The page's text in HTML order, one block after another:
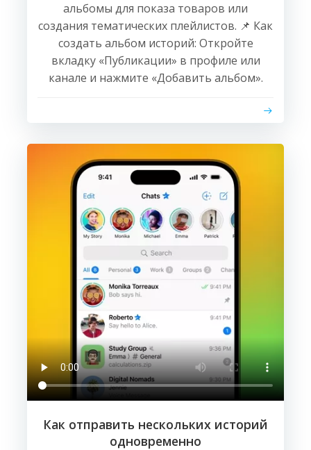
альбомы для показа товаров или
создания тематических плейлистов. 📌 Как
создать альбом историй: Откройте
вкладку «Публикации» в профиле или
канале и нажмите «Добавить альбом».
Как отправить нескольких историй
одновременно